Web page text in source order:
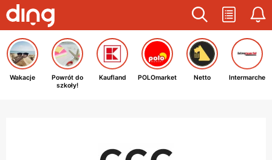
Wakacje
Powrót do
szkoły!
Kaufland POLOmarket Netto Intermarche